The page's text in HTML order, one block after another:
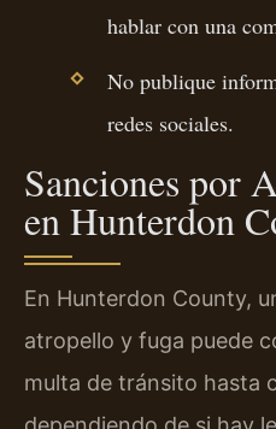
hablar con una
No publique
redes sociales.
Sanciones por
en Hunterdon
En Hunterdon County,
atropello y fuga puede
multa de tránsito hasta